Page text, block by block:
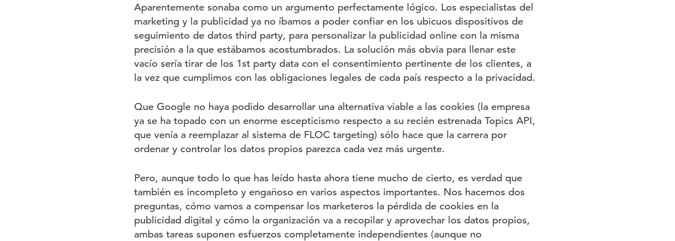
Aparentemente sonaba como un argumento perfectamente lógico. Los especialistas del
marketing y la publicidad ya no íbamos a poder confiar en los ubicuos dispositivos de
seguimiento de datos third party, para personalizar la publicidad online con la misma
precisión a la que estábamos acostumbrados. La solución más obvia para llenar este
vacío sería tirar de los 1st party data con el consentimiento pertinente de los clientes, a
la vez que cumplimos con las obligaciones legales de cada país respecto a la privacidad.
Que Google no haya podido desarrollar una alternativa viable a las cookies (la empresa
ya se ha topado con un enorme escepticismo respecto a su recién estrenada Topics API,
que venía a reemplazar al sistema de FLOC targeting) sólo hace que la carrera por
ordenar y controlar los datos propios parezca cada vez más urgente.
Pero, aunque todo lo que has leído hasta ahora tiene mucho de cierto, es verdad que
también es incompleto y engañoso en varios aspectos importantes. Nos hacemos dos
preguntas, cómo vamos a compensar los marketeros la pérdida de cookies en la
publicidad digital y cómo la organización va a recopilar y aprovechar los datos propios,
ambas tareas suponen esfuerzos completamente independientes (aunque no